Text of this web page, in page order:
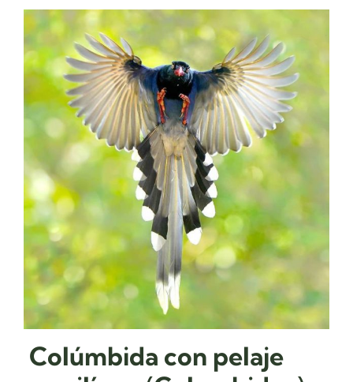
Colúmbida con pelaje